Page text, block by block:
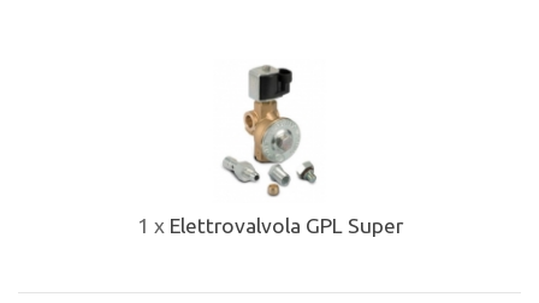
1 x Elettrovalvola GPL Super